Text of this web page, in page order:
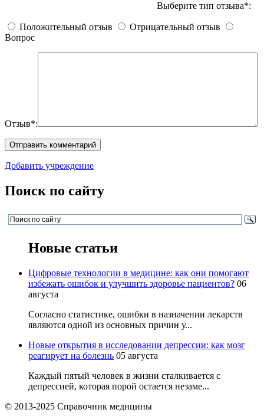
Выберите тип отзыва*:
Положительный отзыв
Отрицательный отзыв
Вопрос
Отзыв*:
Добавить учреждение
Поиск по сайту
Новые статьи
Цифровые технологии в медицине: как они помогают
избежать ошибок и улучшить здоровье пациентов? 06
августа
Согласно статистике, ошибки в назначении лекарств
являются одной из основных причин у...
Новые открытия в исследовании депрессии: как мозг
реагирует на болезнь 05 августа
Каждый пятый человек в жизни сталкивается с
депрессией, которая порой остается незаме...
© 2013-2025 Справочник медицины